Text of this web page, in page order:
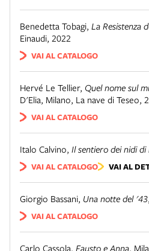
Benedetta Tobagi, La Resistenza
Einaudi, 2022
VAI AL CATALOGO
Hervé Le Tellier, Quel nome sul
D'Elia, Milano, La nave di Teseo,
VAI AL CATALOGO
Italo Calvino, Il sentiero dei nidi di
VAI AL CATALOGO VAI AL
Giorgio Bassani, Una notte del '43,
VAI AL CATALOGO
Carlo Cassola, Fausto e Anna,